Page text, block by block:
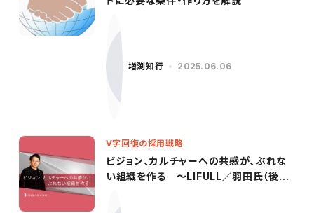
増渕知行 2025.06.06
V字回復の採用戦略
ビジョン、カルチャーへの共感が、ぶれな
い組織を作る ～LIFULL／羽田氏（後